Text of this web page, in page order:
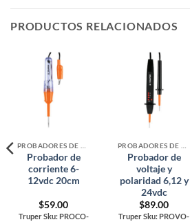
PRODUCTOS RELACIONADOS
Probador de
corriente 6-
12vdc 20cm
$59.00
Truper Sku: PROCO-
Probador de
voltaje y
polaridad 6,12 y
24vdc
$89.00
Truper Sku: PROVO-